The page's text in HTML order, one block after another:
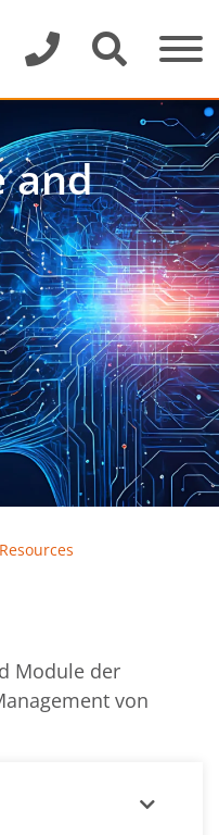
and
Module der
von